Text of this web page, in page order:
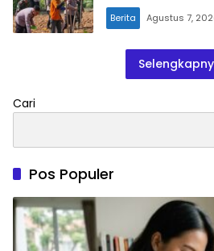
Berita Agustus 7,
Cari
Pos Populer